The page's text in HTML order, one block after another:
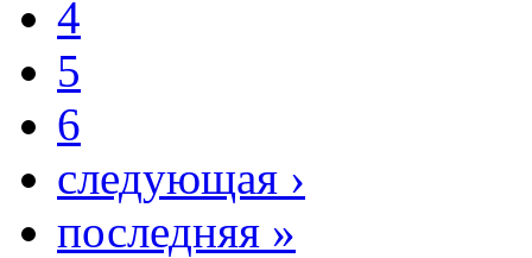
4
5
6
следующая ›
последняя »